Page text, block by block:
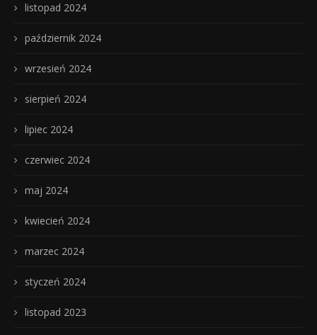
listopad 2024
październik 2024
wrzesień 2024
sierpień 2024
lipiec 2024
czerwiec 2024
maj 2024
kwiecień 2024
marzec 2024
styczeń 2024
listopad 2023